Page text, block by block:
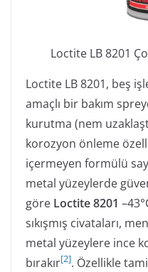
Loctite LB 8201
Loctite LB 8201, beş
amaçlı bir bakım
kurutma (nem
korozyon önleme
içermeyen formülü
metal yüzeylerde
göre Loctite 8201
sıkışmış civataları,
metal yüzeylere ince
bırakır[2]. Özellikle